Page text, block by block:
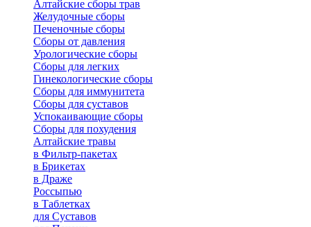
Алтайские сборы трав
Желудочные сборы
Печеночные сборы
Сборы от давления
Урологические сборы
Сборы для легких
Гинекологические сборы
Сборы для иммунитета
Сборы для суставов
Успокаивающие сборы
Сборы для похудения
Алтайские травы
в Фильтр-пакетах
в Брикетах
в Драже
Россыпью
в Таблетках
для Cуставов